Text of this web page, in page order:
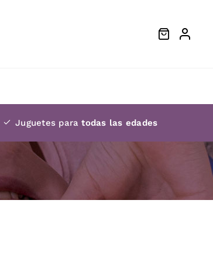
Juguetes paratodas las edades